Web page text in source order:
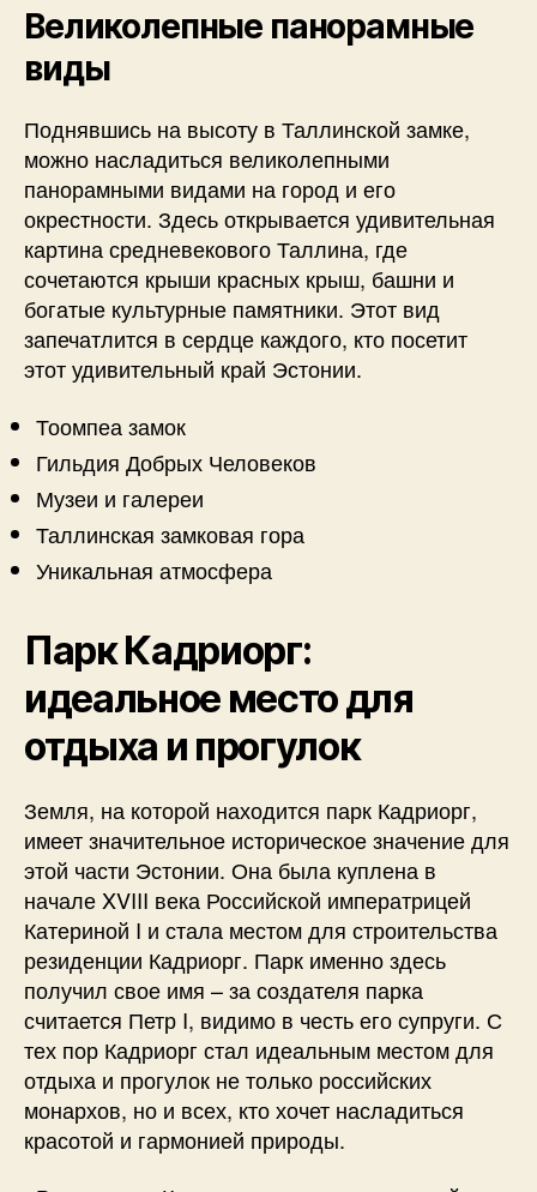
Великолепные панорамные
виды
Поднявшись на высоту в Таллинской замке,
можно насладиться великолепными
панорамными видами на город и его
окрестности. Здесь открывается удивительная
картина средневекового Таллина, где
сочетаются крыши красных крыш, башни и
богатые культурные памятники. Этот вид
запечатлится в сердце каждого, кто посетит
этот удивительный край Эстонии.
Тоомпеа замок
Гильдия Добрых Человеков
Музеи и галереи
Таллинская замковая гора
Уникальная атмосфера
Парк Кадриорг:
идеальное место для
отдыха и прогулок
Земля, на которой находится парк Кадриорг,
имеет значительное историческое значение для
этой части Эстонии. Она была куплена в
начале XVIII века Российской императрицей
Катериной I и стала местом для строительства
резиденции Кадриорг. Парк именно здесь
получил свое имя – за создателя парка
считается Петр I, видимо в честь его супруги. С
тех пор Кадриорг стал идеальным местом для
отдыха и прогулок не только российских
монархов, но и всех, кто хочет насладиться
красотой и гармонией природы.